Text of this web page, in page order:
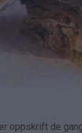
oppskrift de